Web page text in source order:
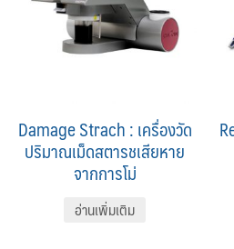
Damage Strach : เครื่องวัด
ปริมาณเม็ดสตารชเสียหาย
จากการโม่
อ่านเพิ่มเติม